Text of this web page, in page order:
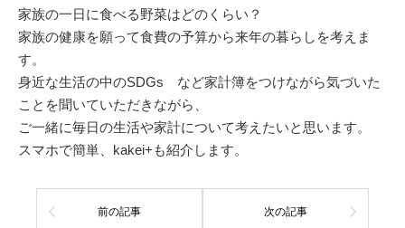
家族の一日に食べる野菜はどのくらい？
家族の健康を願って食費の予算から来年の暮らしを考えま
す。
身近な生活の中のSDGs など家計簿をつけながら気づいた
ことを聞いていただきながら、
ご一緒に毎日の生活や家計について考えたいと思います。
スマホで簡単、kakei+も紹介します。
前の記事 次の記事